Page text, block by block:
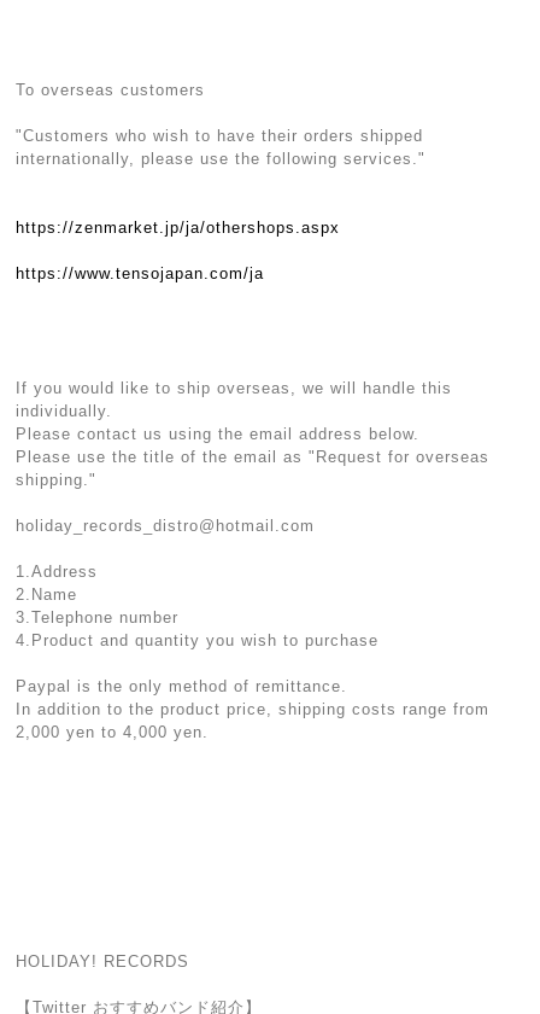
To overseas customers
"Customers who wish to have their orders shipped
internationally, please use the following services."
https://zenmarket.jp/ja/othershops.aspx
https://www.tensojapan.com/ja
If you would like to ship overseas, we will handle this
individually.
Please contact us using the email address below.
Please use the title of the email as "Request for overseas
shipping."
holiday_records_distro@hotmail.com
1.Address
2.Name
3.Telephone number
4.Product and quantity you wish to purchase
Paypal is the only method of remittance.
In addition to the product price, shipping costs range from
2,000 yen to 4,000 yen.
HOLIDAY! RECORDS
【Twitter おすすめバンド紹介】